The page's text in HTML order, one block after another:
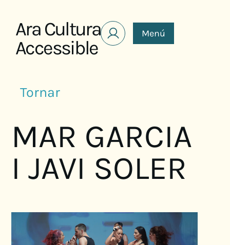
Ara Cultura
Accessible
Menú
Tornar
MAR GARCIA
I JAVI SOLER